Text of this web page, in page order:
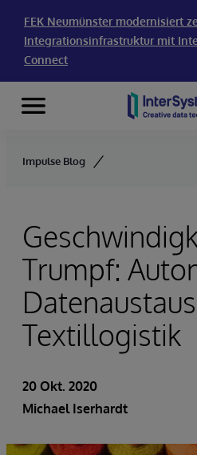
FEK Neumünster modernisiert
Integrationsinfrastruktur mit
Connect
Skip to content
Menu
Impulse Blog
Trumpf:
Textillogistik
20 Okt. 2020
Michael Iserhardt